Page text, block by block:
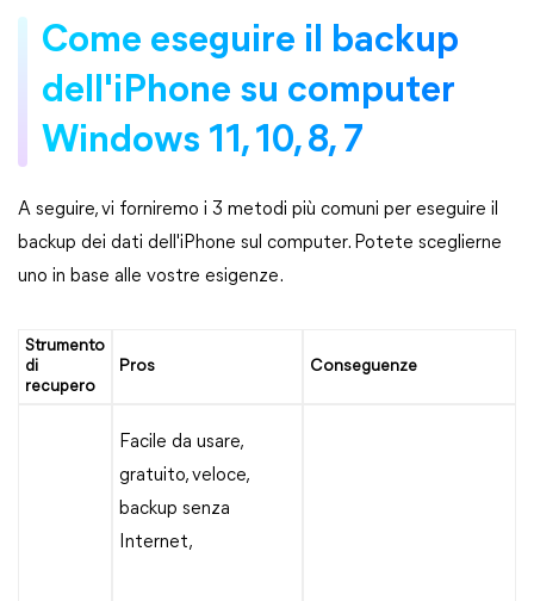
Come eseguire il backup
dell'iPhone su computer
Windows 11, 10, 8, 7
A seguire, vi forniremo i 3 metodi più comuni per eseguire il
backup dei dati dell'iPhone sul computer. Potete sceglierne
uno in base alle vostre esigenze.
Strumento
di
recupero
Pros Conseguenze
Facile da usare,
gratuito, veloce,
backup senza
Internet,